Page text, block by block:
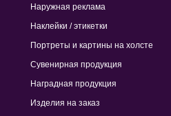
Наружная реклама
Наклейки / этикетки
Портреты и картины на холсте
Сувенирная продукция
Наградная продукция
Изделия на заказ